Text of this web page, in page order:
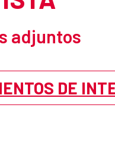
adjuntos
DE